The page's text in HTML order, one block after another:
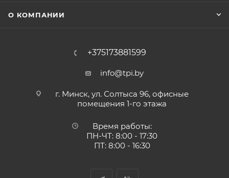
О КОМПАНИИ
+375173881599
info@tpi.by
г. Минск, ул. Солтыса 96, офисные
помещения 1-го этажа
Время работы:
ПН-ЧТ: 8:00 - 17:30
ПТ: 8:00 - 16:30